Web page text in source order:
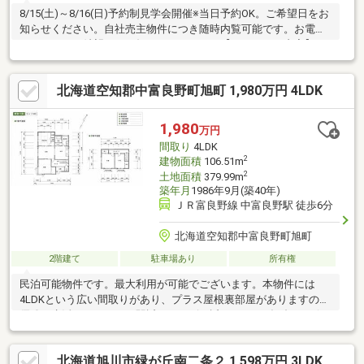
8/15(土)～8/16(日)予約制見学会開催※当日予約OK。ご希望日をお
知らせください。自社売主物件につき随時内覧可能です。お電話
水回りシステムキッチン交換、ユニットバス交換、トイレ交換、
洗面化粧台交換●内装間取変更、室内ドア（一部）交換、床材上
張り、シューズボックス交換、クロス張替え●その他設備給湯器
交換、インターホン設置、火災警報器設置、照明器具交換【おす
すめポイント】・本物件は条件により住宅ローン減税が適用され
ます。・雨漏り、構造上主要な部分の欠陥や・腐食、給排水管の
故障や漏水についてお引渡しより
北海道空知郡中富良野町旭町 1,980万円 4LDK
1,980万円
間取り 4LDK
建物面積106.51m2
土地面積379.99m2
築年月 1986年9月(築40年)
ＪＲ富良野線 中富良野駅 徒歩6分
北海道空知郡中富良野町旭町
2階建て 駐車場あり 所有権
民泊可能物件です。最大利用が可能でございます。本物件には
4LDKという広い間取りがあり、プラス屋根裏部屋がありますので
険何あります。北の峰スキー場にもJRですぐに行くことができる
好立地な住宅になります。